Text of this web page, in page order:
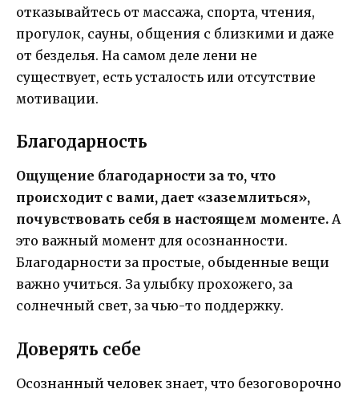
отказывайтесь от массажа, спорта, чтения,
прогулок, сауны, общения с близкими и даже
от безделья. На самом деле лени не
существует, есть усталость или отсутствие
мотивации.
Благодарность
Ощущение благодарности за то, что
происходит с вами, дает «заземлиться»,
почувствовать себя в настоящем моменте. А
это важный момент для осознанности.
Благодарности за простые, обыденные вещи
важно учиться. За улыбку прохожего, за
солнечный свет, за чью-то поддержку.
Доверять себе
Осознанный человек знает, что безоговорочно